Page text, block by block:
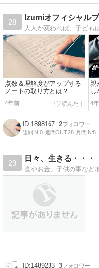
28
Izumiオフィシャル
点数＆理解度がアップする
ノートの取り方とは？
4年前
親
し
4
1898167 2
週間IN:0 週間OUT:28 月間IN:8
29
日々、生きる・・・
1489233 3